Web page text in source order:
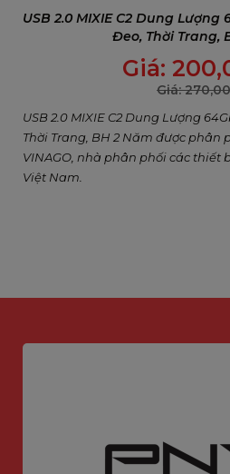
USB 2.0 MIXIE C2 Dung Lượng
Đeo, Thời Trang,
Giá:
Giá:
USB 2.0 MIXIE C2 Dung Lượng
Thời Trang, BH 2 Năm được phân
VINAGO, nhà phân phối các thiết
Việt Nam.